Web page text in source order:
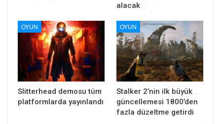
alacak
OYUN
Slitterhead demosu tüm
platformlarda yayınlandı
OYUN
Stalker 2’nin ilk büyük
güncellemesi 1800’den
fazla düzeltme getirdi